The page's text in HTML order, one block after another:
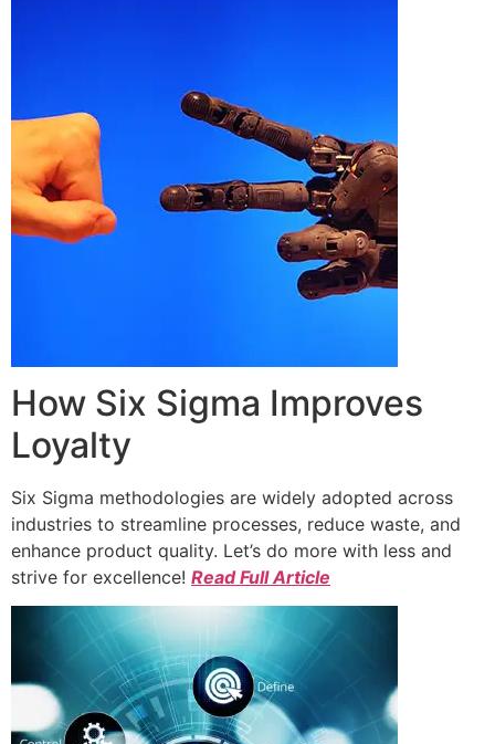
How Six Sigma Improves
Loyalty
Six Sigma methodologies are widely adopted across
industries to streamline processes, reduce waste, and
enhance product quality. Let’s do more with less and
strive for excellence! Read Full Article